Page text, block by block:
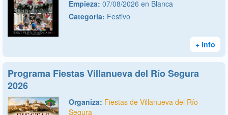
Empieza: 07/08/2026 en Blanca
Categoría: Festivo
+ info
Programa Fiestas Villanueva del Río Segura
2026
Organiza: Fiestas de Villanueva del Río
Segura